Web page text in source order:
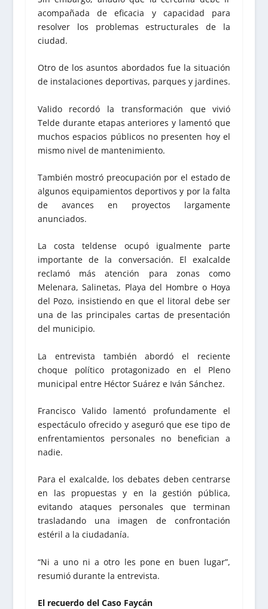
acompañada de eficacia y capacidad para
resolver los problemas estructurales de la
ciudad.
Otro de los asuntos abordados fue la situación
de instalaciones deportivas, parques y jardines.
Valido recordó la transformación que vivió
Telde durante etapas anteriores y lamentó que
muchos espacios públicos no presenten hoy el
mismo nivel de mantenimiento.
También mostró preocupación por el estado de
algunos equipamientos deportivos y por la falta
de avances en proyectos largamente
anunciados.
La costa teldense ocupó igualmente parte
importante de la conversación. El exalcalde
reclamó más atención para zonas como
Melenara, Salinetas, Playa del Hombre o Hoya
del Pozo, insistiendo en que el litoral debe ser
una de las principales cartas de presentación
del municipio.
La entrevista también abordó el reciente
choque político protagonizado en el Pleno
municipal entre Héctor Suárez e Iván Sánchez.
Francisco Valido lamentó profundamente el
espectáculo ofrecido y aseguró que ese tipo de
enfrentamientos personales no benefician a
nadie.
Para el exalcalde, los debates deben centrarse
en las propuestas y en la gestión pública,
evitando ataques personales que terminan
trasladando una imagen de confrontación
estéril a la ciudadanía.
“Ni a uno ni a otro les pone en buen lugar”,
resumió durante la entrevista.
El recuerdo del Caso Faycán